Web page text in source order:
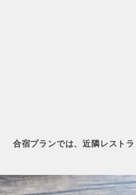
合宿プランでは、近隣レスト